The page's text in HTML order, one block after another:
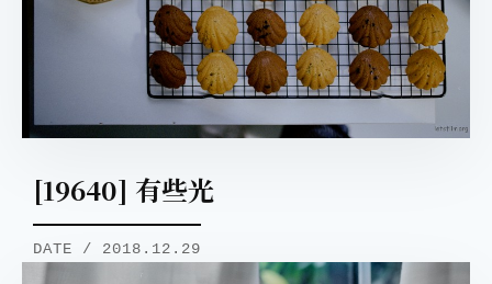
[19640] 有些光
DATE / 2018.12.29